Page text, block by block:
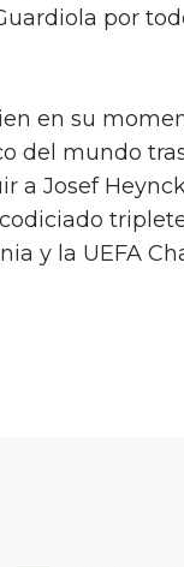
por
en su
del mundo
a Josef
y la UEFA